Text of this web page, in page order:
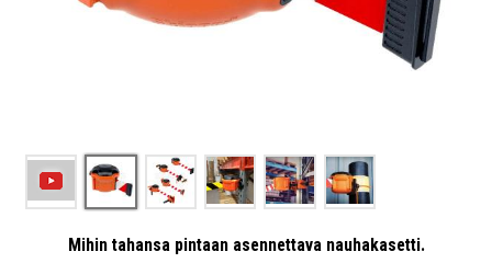
Mihin tahansa pintaan asennettava nauhakasetti.